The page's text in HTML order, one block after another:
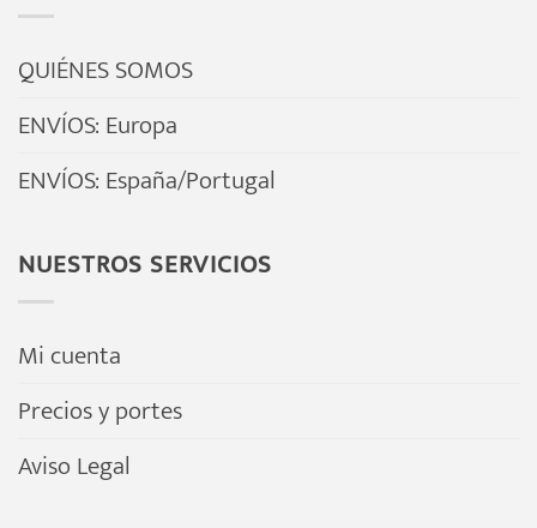
QUIÉNES SOMOS
ENVÍOS: Europa
ENVÍOS: España/Portugal
NUESTROS SERVICIOS
Mi cuenta
Precios y portes
Aviso Legal